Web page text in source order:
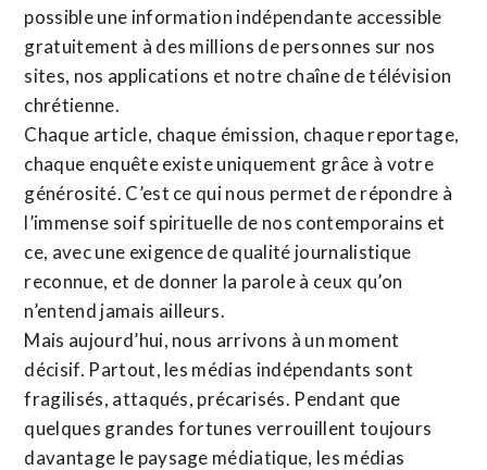
possible une information indépendante accessible
gratuitement à des millions de personnes sur nos
sites, nos applications et notre chaîne de télévision
chrétienne.
Chaque article, chaque émission, chaque reportage,
chaque enquête existe uniquement grâce à votre
générosité. C’est ce qui nous permet de répondre à
l’immense soif spirituelle de nos contemporains et
ce, avec une exigence de qualité journalistique
reconnue, et de donner la parole à ceux qu’on
n’entend jamais ailleurs.
Mais aujourd’hui, nous arrivons à un moment
décisif. Partout, les médias indépendants sont
fragilisés, attaqués, précarisés. Pendant que
quelques grandes fortunes verrouillent toujours
davantage le paysage médiatique, les médias